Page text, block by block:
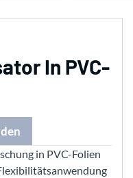
In PVC-
in PVC-Folien